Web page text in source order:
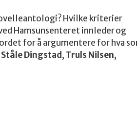
Hvilke kriterier
Hamsunsenteret innleder og
for å argumentere for hva
Ståle Dingstad, Truls Nilsen,